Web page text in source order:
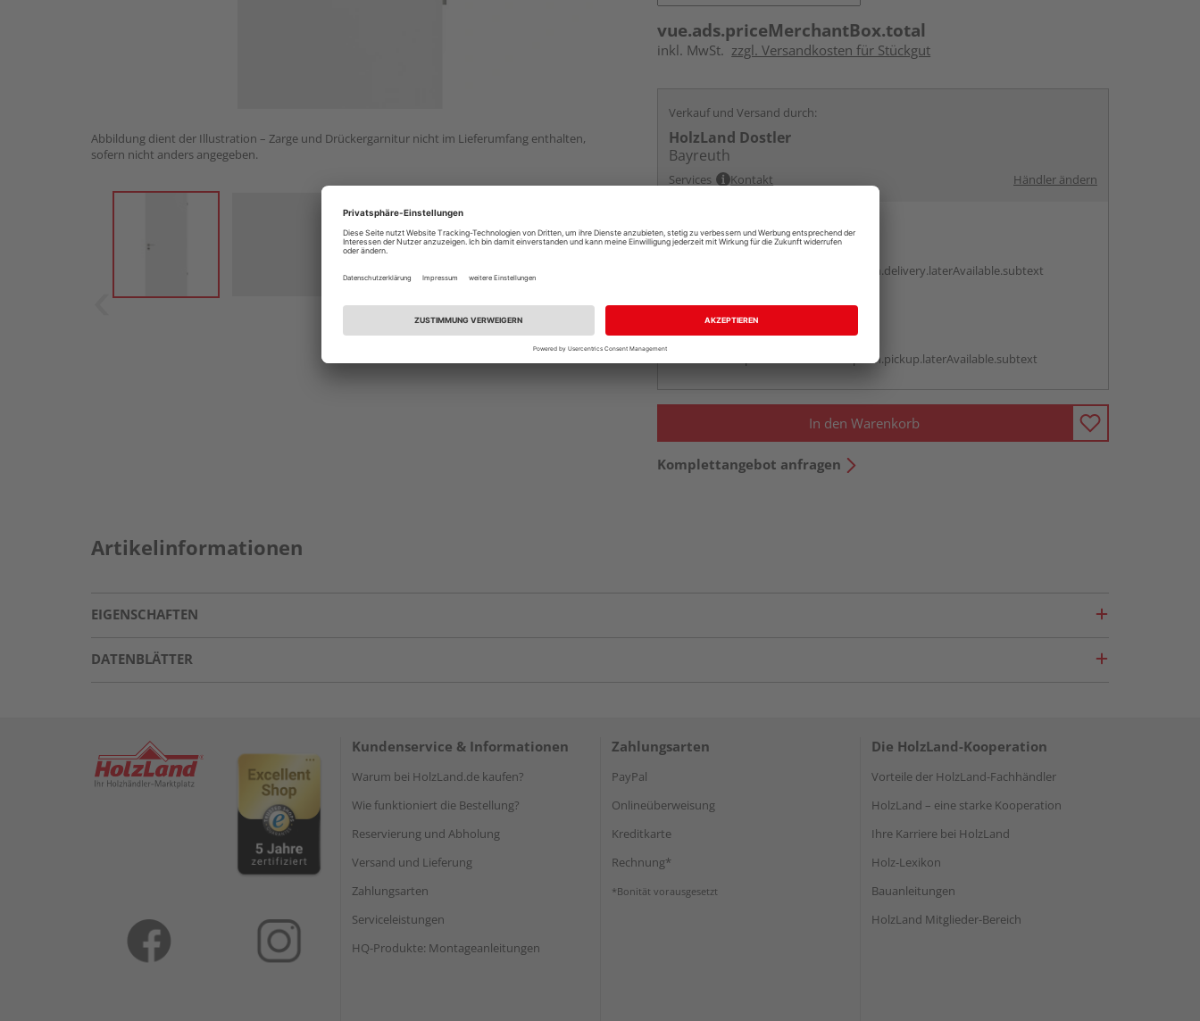
Abbildung dient der Illustration – Zarge und Drückergarnitur nicht im Lieferumfang enthalten,
sofern nicht anders angegeben.
vue.ads.priceMerchantBox.total
inkl. MwSt. zzgl. Versandkosten für Stückgut
Verkauf und Versand durch:
HolzLand Dostler
Bayreuth
Services Kontakt Händler ändern
Online bestellen
vue.ads.priceMerchantBox.option.delivery.laterAvailable.subtext
Beim Händler abholen
vue.ads.priceMerchantBox.option.pickup.laterAvailable.subtext
In den Warenkorb
Komplettangebot anfragen
Artikelinformationen
EIGENSCHAFTEN
DATENBLÄTTER
Kundenservice & Informationen
Warum bei HolzLand.de kaufen?
Wie funktioniert die Bestellung?
Reservierung und Abholung
Versand und Lieferung
Zahlungsarten
Serviceleistungen
HQ-Produkte: Montageanleitungen
Zahlungsarten
PayPal
Onlineüberweisung
Kreditkarte
Rechnung*
*Bonität vorausgesetzt
Die HolzLand-Kooperation
Vorteile der HolzLand-Fachhändler
HolzLand – eine starke Kooperation
Ihre Karriere bei HolzLand
Holz-Lexikon
Bauanleitungen
HolzLand Mitglieder-Bereich